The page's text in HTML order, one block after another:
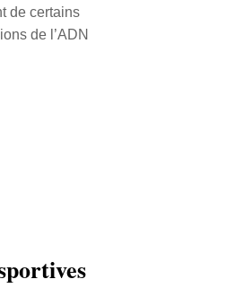
de certains
de l’ADN